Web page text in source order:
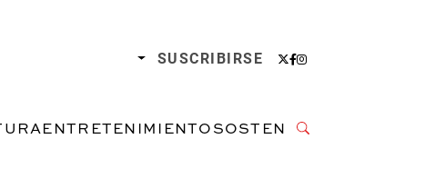
SUSCRIBIRSE
ENTRETENIMIENTOSOSTENIBILIDAD